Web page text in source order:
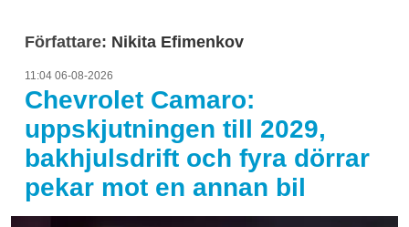
Författare: Nikita Efimenkov
11:04 06-08-2026
Chevrolet Camaro:
uppskjutningen till 2029,
bakhjulsdrift och fyra dörrar
pekar mot en annan bil